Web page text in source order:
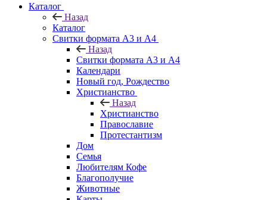
Каталог
Назад
Каталог
Свитки формата А3 и А4
Назад
Свитки формата А3 и А4
Календари
Новый год, Рождество
Христианство
Назад
Христианство
Православие
Протестантизм
Дом
Семья
Любителям Кофе
Благополучие
Животные